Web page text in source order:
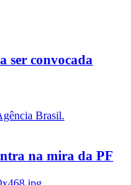
ser convocada
na mira da PF